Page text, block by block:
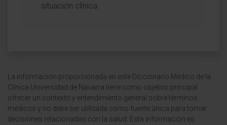
situación clínica.
La información proporcionada en este Diccionario Médico de la
Clínica Universidad de Navarra tiene como objetivo principal
ofrecer un contexto y entendimiento general sobre términos
médicos y no debe ser utilizada como fuente única para tomar
decisiones relacionadas con la salud. Esta información es